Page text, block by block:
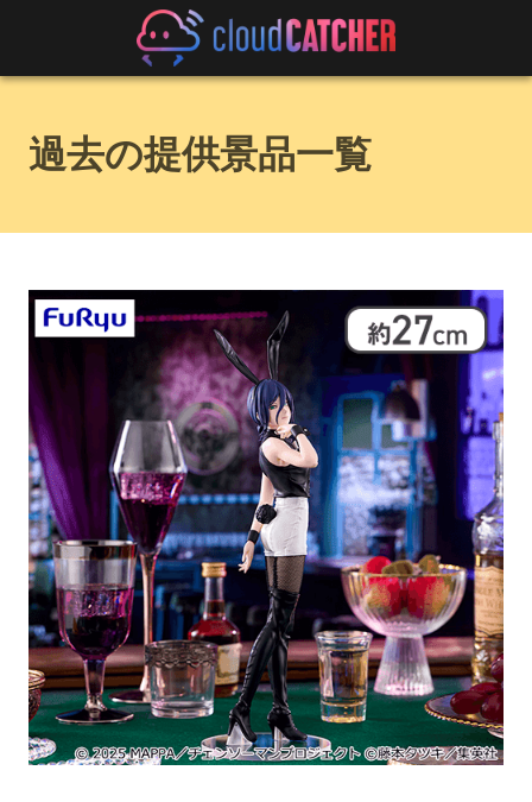
過去の提供景品一覧